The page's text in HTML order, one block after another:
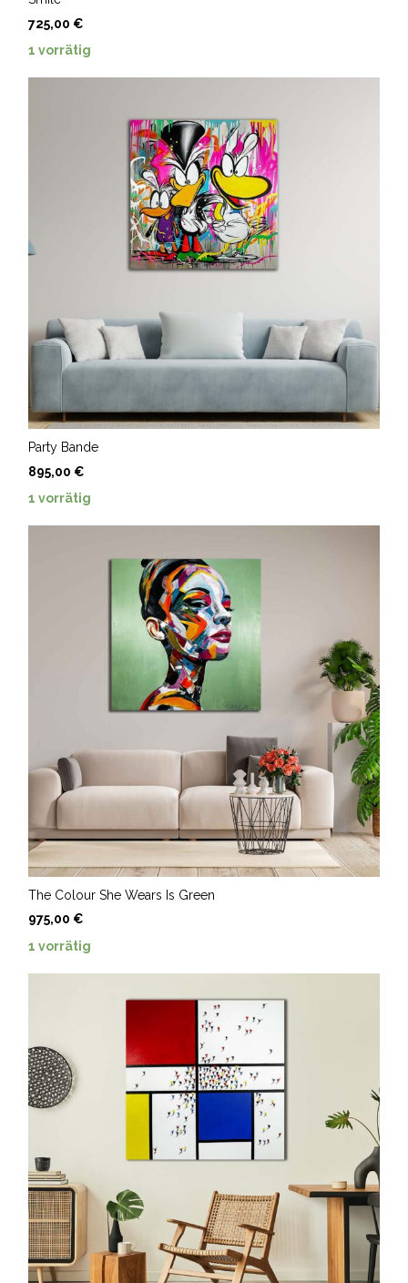
725,00 €
1 vorrätig
Party Bande
895,00 €
1 vorrätig
The Colour She Wears Is Green
975,00 €
1 vorrätig